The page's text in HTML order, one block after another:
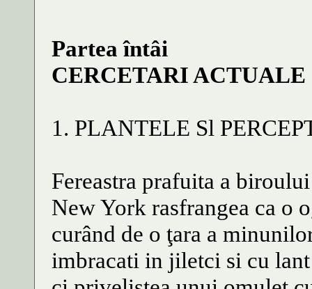
Partea întâi
CERCETARI ACTUALE
1. PLANTELE Sl
Fereastra prafuita a
New York rasfrangea ca o
curând de o ţara a
imbracati in jiletci si cu